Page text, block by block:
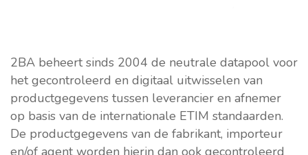
2BA beheert sinds 2004 de neutrale datapool voor
het gecontroleerd en digitaal uitwisselen van
productgegevens tussen leverancier en afnemer
op basis van de internationale ETIM standaarden.
De productgegevens van de fabrikant, importeur
en/of agent worden hierin dan ook gecontroleerd